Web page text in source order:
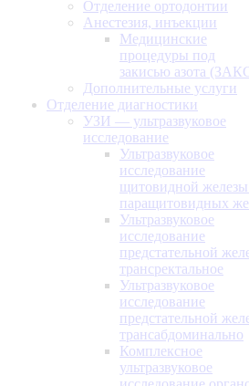
Отделение ортодонтии
Анестезия, инъекции
Медицинские
процедуры под
закисью азота
Дополнительные услуги
Отделение диагностики
УЗИ — ультразвуковое
исследование
Ультразвуковое
исследование
щитовидной
паращитовидных
Ультразвуковое
исследование
предстательной
трансректальное
Ультразвуковое
исследование
предстательной
трансабдоминально
Комплексное
ультразвуковое